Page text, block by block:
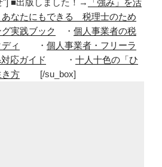
"] ■出版しました！→
「強み」を活
あなたにもできる 税理士のため
実践ブック
・ 個人事業者の税
ィ
・ 個人事業者・フリーラ
応ガイド
・ 十人十色の「ひ
き方 [/su_box]